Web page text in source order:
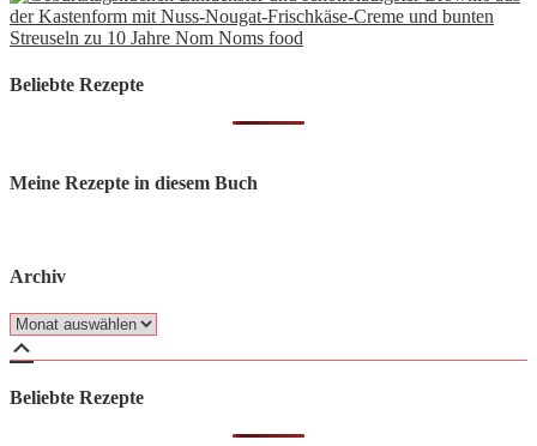
Beliebte Rezepte
Meine Rezepte in diesem Buch
Archiv
Archiv
Beliebte Rezepte